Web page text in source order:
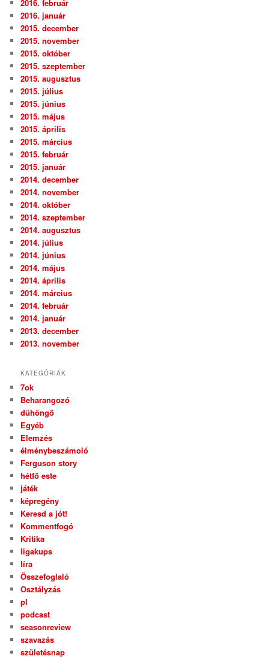
2016. február
2016. január
2015. december
2015. november
2015. október
2015. szeptember
2015. augusztus
2015. július
2015. június
2015. május
2015. április
2015. március
2015. február
2015. január
2014. december
2014. november
2014. október
2014. szeptember
2014. augusztus
2014. július
2014. június
2014. május
2014. április
2014. március
2014. február
2014. január
2013. december
2013. november
KATEGÓRIÁK
7ok
Beharangozó
dühöngő
Egyéb
Elemzés
élménybeszámoló
Ferguson story
hétfő este
játék
képregény
Keresd a jót!
Kommentfogó
Kritika
ligakups
líra
Összefoglaló
Osztályzás
pl
podcast
seasonreview
szavazás
születésnap